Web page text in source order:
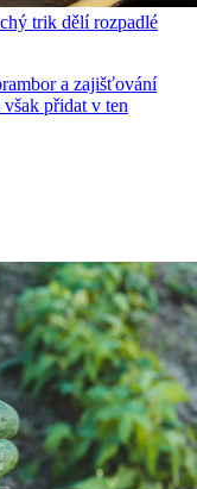
trik dělí rozpadlé
a zajišťování
přidat v ten